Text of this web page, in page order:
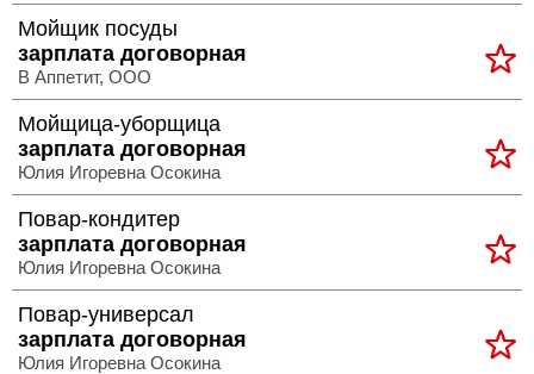
версия
Мойщик посуды
зарплата договорная
В Аппетит, ООО
Мойщица-уборщица
зарплата договорная
Юлия Игоревна Осокина
Повар-кондитер
зарплата договорная
Юлия Игоревна Осокина
Повар-универсал
зарплата договорная
Юлия Игоревна Осокина